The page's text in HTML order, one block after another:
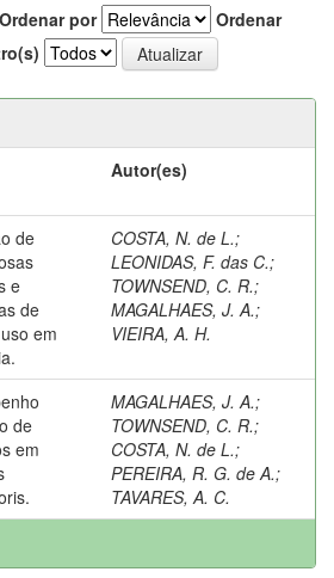
Ordenar por
Ordenar
Autor(es)
de
e
de
em
COSTA, N. de L.;
LEONIDAS, F. das C.;
TOWNSEND, C. R.;
MAGALHAES, J. A.;
VIEIRA, A. H.
de
em
MAGALHAES, J. A.;
TOWNSEND, C. R.;
COSTA, N. de L.;
PEREIRA, R. G. de A.;
TAVARES, A. C.